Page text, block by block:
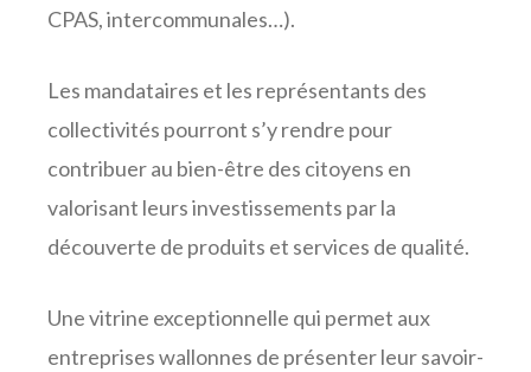
CPAS, intercommunales…).
Les mandataires et les représentants des
collectivités pourront s’y rendre pour
contribuer au bien-être des citoyens en
valorisant leurs investissements par la
découverte de produits et services de qualité.
Une vitrine exceptionnelle qui permet aux
entreprises wallonnes de présenter leur savoir-